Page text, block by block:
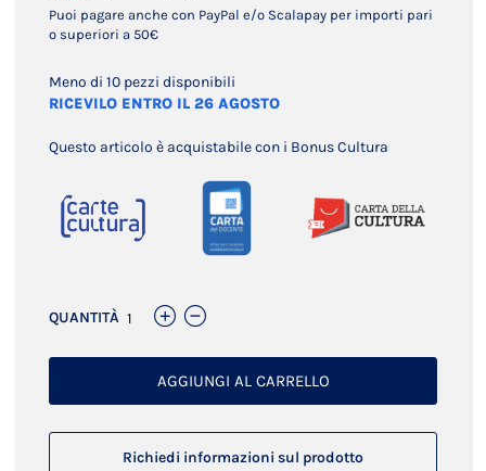
Puoi pagare anche con PayPal e/o Scalapay per importi pari
o superiori a 50€
Meno di 10 pezzi disponibili
RICEVILO ENTRO IL 26 AGOSTO
Questo articolo è acquistabile con i Bonus Cultura
QUANTITÀ
AGGIUNGI AL CARRELLO
Richiedi informazioni sul prodotto